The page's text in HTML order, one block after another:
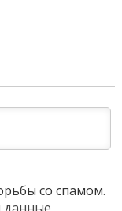
со спамом.